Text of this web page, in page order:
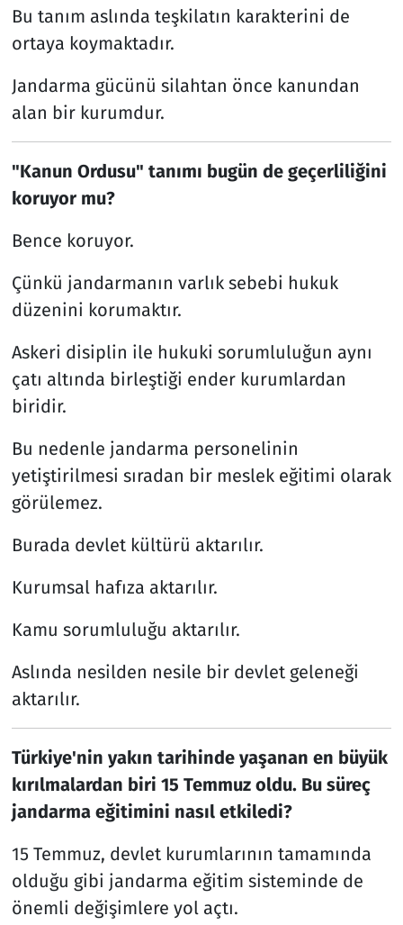
Bu tanım aslında teşkilatın karakterini de
ortaya koymaktadır.
Jandarma gücünü silahtan önce kanundan
alan bir kurumdur.
"Kanun Ordusu" tanımı bugün de geçerliliğini
koruyor mu?
Bence koruyor.
Çünkü jandarmanın varlık sebebi hukuk
düzenini korumaktır.
Askeri disiplin ile hukuki sorumluluğun aynı
çatı altında birleştiği ender kurumlardan
biridir.
Bu nedenle jandarma personelinin
yetiştirilmesi sıradan bir meslek eğitimi olarak
görülemez.
Burada devlet kültürü aktarılır.
Kurumsal hafıza aktarılır.
Kamu sorumluluğu aktarılır.
Aslında nesilden nesile bir devlet geleneği
aktarılır.
Türkiye'nin yakın tarihinde yaşanan en büyük
kırılmalardan biri 15 Temmuz oldu. Bu süreç
jandarma eğitimini nasıl etkiledi?
15 Temmuz, devlet kurumlarının tamamında
olduğu gibi jandarma eğitim sisteminde de
önemli değişimlere yol açtı.